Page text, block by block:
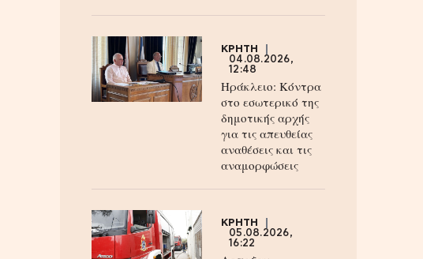
ΚΡΗΤΗ
04.08.2026,
12:48
Ηράκλειο: Κόντρα
στο εσωτερικό της
δημοτικής αρχής
για τις απευθείας
αναθέσεις και τις
αναμορφώσεις
ΚΡΗΤΗ
05.08.2026,
16:22